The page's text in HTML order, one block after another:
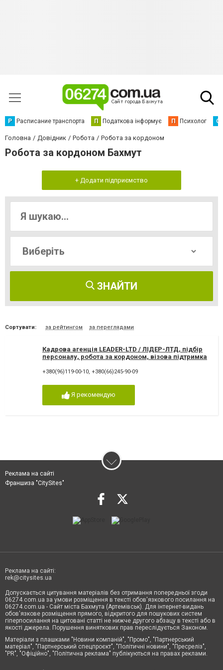
Р Расписание транспорта П Податкова інформує П Психолог С
Головна Довідник Робота Робота за кордоном
Робота за кордоном Бахмут
+ Додати підприємство
ЗНАЙТИ
Сортувати: за рейтингом за переглядами
Кадрова агенція LEADER-LTD / ЛІДЕР-ЛТД, підбір
персоналу, робота за кордоном, візова підтримка
+380(96)119-00-10, +380(66)245-90-09
Я рекомендую
Реклама на сайті
Франшиза "CitySites"
Реклама на сайті:
rek@citysites.ua
Допускається цитування матеріалів без отримання попередньої згоди
06274.com.ua за умови розміщення в тексті обов'язкового посилання на
06274.com.ua - Сайт міста Бахмута (Артемівськ). Для інтернет-видань
обов'язкове розміщення прямого, відкритого для пошукових систем
гіперпосилання на цитовані статті не нижче другого абзацу в тексті або в
якості джерела. Порушення виняткових прав переслідується Законом.
Матеріали з плашками "Новини компаній", "Промо", "Партнерський
матеріал", "Партнерський спецпроєкт", "Політичні новини", "Пресреліз",
"PR", "Офіційно", "Політична реклама" публікуються на правах реклами.